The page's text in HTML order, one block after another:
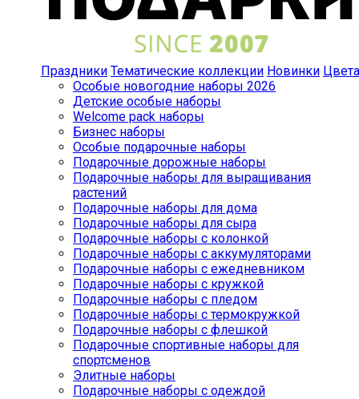
Праздники Тематические коллекции Новинки Цвета
Особые новогодние наборы 2026
Детские особые наборы
Welcome pack наборы
Бизнес наборы
Особые подарочные наборы
Подарочные дорожные наборы
Подарочные наборы для выращивания
растений
Подарочные наборы для дома
Подарочные наборы для сыра
Подарочные наборы с колонкой
Подарочные наборы с аккумуляторами
Подарочные наборы с ежедневником
Подарочные наборы с кружкой
Подарочные наборы с пледом
Подарочные наборы с термокружкой
Подарочные наборы с флешкой
Подарочные спортивные наборы для
спортсменов
Элитные наборы
Подарочные наборы с одеждой